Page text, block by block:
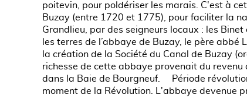
poitevin, pour poldériser les marais. C'est à
Buzay (entre 1720 et 1775), pour faciliter la
Grandlieu, par des seigneurs locaux : les
les terres de l’abbaye de Buzay, le père
la création de la Société du Canal de Buzay
richesse de cette abbaye provenait du
dans la Baie de Bourgneuf. Période
moment de la Révolution. L'abbaye devenue